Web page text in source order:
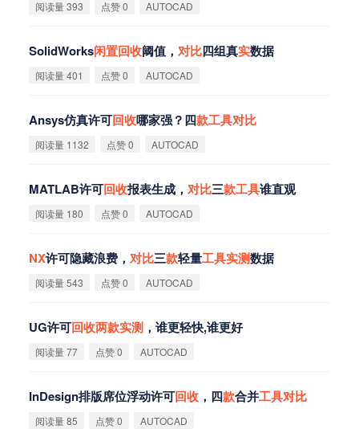
阅读量 393 点赞 0 AUTOCAD
SolidWorks闲置回收阈值， 对比四组真实数据
阅读量 401 点赞 0 AUTOCAD
Ansys仿真许可回收哪家强？四款工具对比
阅读量 1132 点赞 0 AUTOCAD
MATLAB许可回收报表生成， 对比三款工具谁直观
阅读量 180 点赞 0 AUTOCAD
NX许可隐藏浪费， 对比三款轻量工具实测数据
阅读量 543 点赞 0 AUTOCAD
UG许可回收两款实测 ，谁更轻快,谁更好
阅读量 77 点赞 0 AUTOCAD
InDesign排版席位浮动许可回收 ，四款合并工具对比
阅读量 85 点赞 0 AUTOCAD